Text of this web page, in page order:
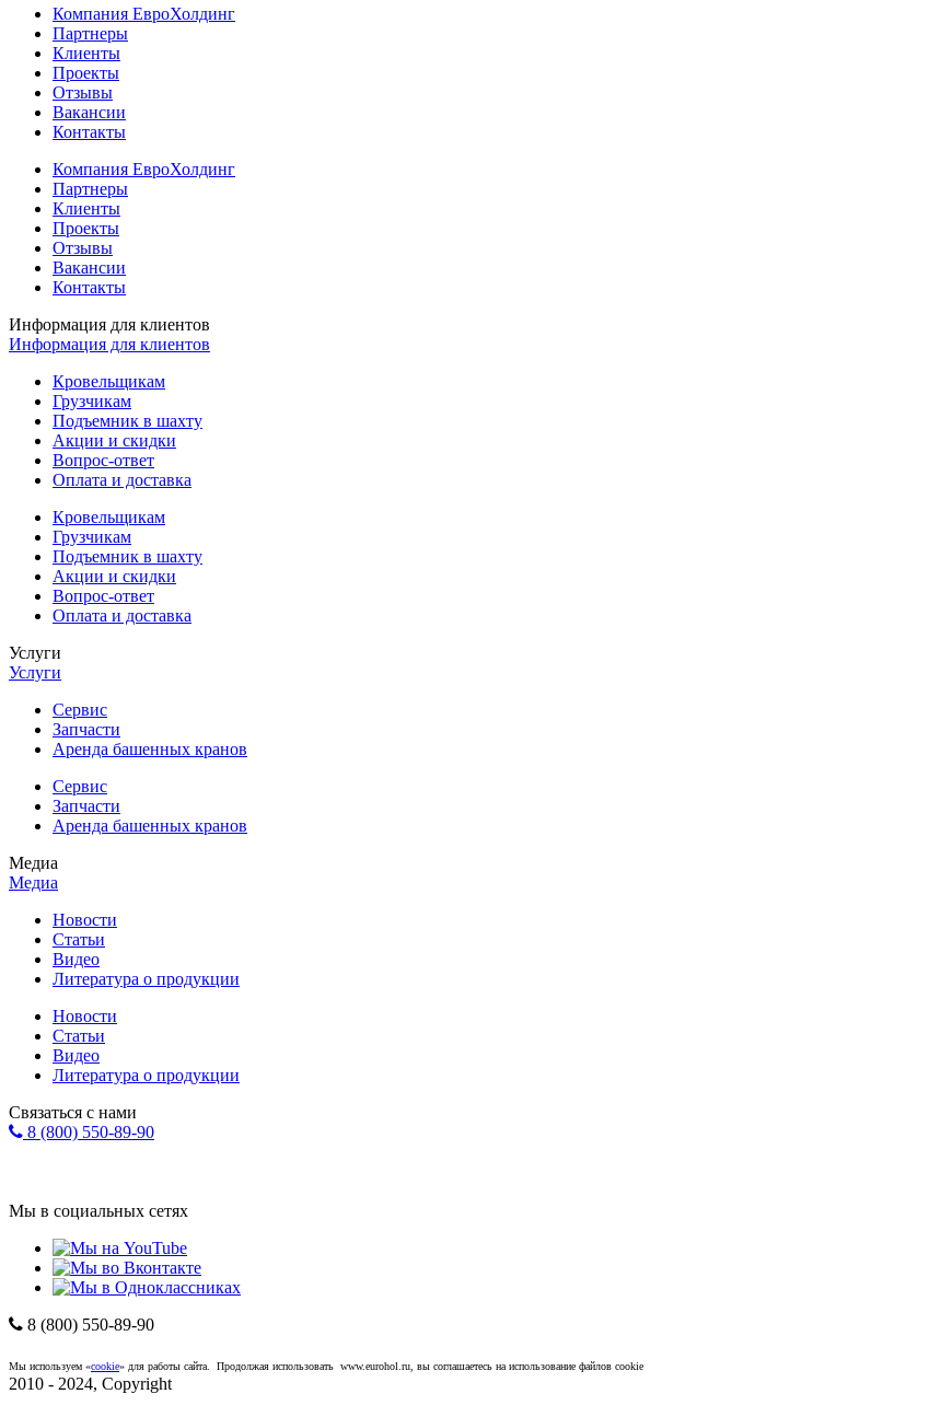
Компания ЕвроХолдинг
Партнеры
Клиенты
Проекты
Отзывы
Вакансии
Контакты
Компания ЕвроХолдинг
Партнеры
Клиенты
Проекты
Отзывы
Вакансии
Контакты
Информация для клиентов
Информация для клиентов
Кровельщикам
Грузчикам
Подъемник в шахту
Акции и скидки
Вопрос-ответ
Оплата и доставка
Кровельщикам
Грузчикам
Подъемник в шахту
Акции и скидки
Вопрос-ответ
Оплата и доставка
Услуги
Услуги
Сервис
Запчасти
Аренда башенных кранов
Сервис
Запчасти
Аренда башенных кранов
Медиа
Медиа
Новости
Статьи
Видео
Литература о продукции
Новости
Статьи
Видео
Литература о продукции
Связаться с нами
8 (800) 550-89-90
Мы в социальных сетях
8 (800) 550-89-90
Мы используем «cookie» для работы сайта. Продолжая использовать www.eurohol.ru, вы соглашаетесь на использование файлов cookie
2010 - 2024, Copyright